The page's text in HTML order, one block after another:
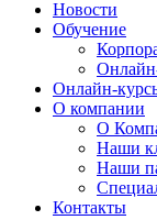
Новости
Обучение
Онлайн-
О компании
О
Наши
Наши
Контакты